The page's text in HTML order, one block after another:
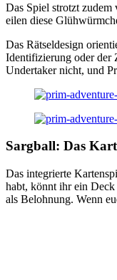
Das Spiel strotzt
eilen diese
Das Rätseldesign
Identifizierung oder der
Undertaker nicht, und
Sargball: Das
Das integrierte
habt, könnt ihr ein Deck
als Belohnung. Wenn